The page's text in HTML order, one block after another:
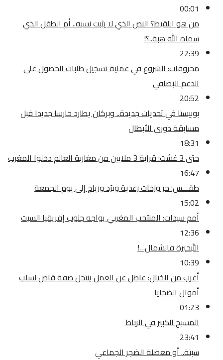
00:01
من هو اللقيط؟ النص الذي لا يثبت نسبه.. أم الطفل الذي
سماه الله هبة..؟!
22:39
محروقات: الشروع في عملية تسجيل طلبات الحصول على
الدعم الإضافي
20:52
بوبيستا في تحديات جديدة.. وبركان يطارد حارسا جديدا قبل
مسابقة دوري الأبطال
18:31
حتى 3 غشت: قرابة 3 ملايين من مغاربة العالم دخلوا المغرب
16:47
طقـــس: حر وزخات رعدية وبرَد ورياح إلى يوم الجمعة
15:02
أمم سيدات: المنتخب المغربي يواجه جنوب إفريقيا السبت
12:36
التّبحيرة فالشمال…!
10:39
أغرب من الخيال: عاطل عن العمل ينتحل صفة قاض لسلب
أموال الضحايا
01:23
المسبح الكبير في الرباط
23:41
سبتة.. أو معضلة الضجر الجماعي